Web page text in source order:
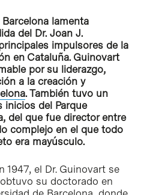
lamenta
del Dr. Joan J.
impulsores de la
en Cataluña. Guinovart
por su liderazgo,
a la creación y
. También tuvo un
inicios del Parque
​​del que fue director entre
complejo en el que todo
era mayúsculo.
1947, el Dr. Guinovart se
su doctorado en